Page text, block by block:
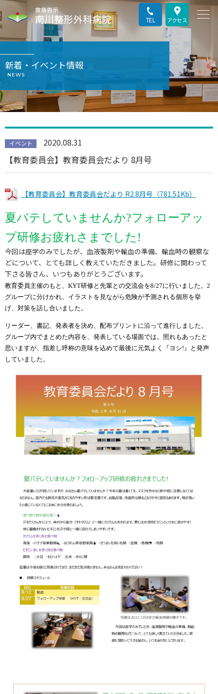
TEL アクセス
新着・イベント情報
NEWS
イベント 2020.08.31
【教育委員会】教育委員会だより 8月号
【教育委員会】教育委員会だより R2.8月号（781.51Kb）
夏バテしていませんか?フォローアッ
プ研修お疲れさまでした!
今回は座学のみでしたが、血液製剤や輸血の準備、輸血時の観察な
どについて、とても詳しく教えていただきました。研修に関わって
下さる皆さん、いつもありがとうございます。
教育委員主催のもと、KYT研修と先輩との交流会を8/27に行いました。2
グループに分けかれ、イラストを見ながら危険が予測される個所を挙
げ、対策を話し合いました。
リーダー、書記、発表者を決め、配布プリントに沿って進行しました。
グループ内でまとめた内容を、発表している場面では。照れもあったと
思いますが、指差し呼称の意味を込めて最後に元気よく『ヨシ!』と発声
していました。